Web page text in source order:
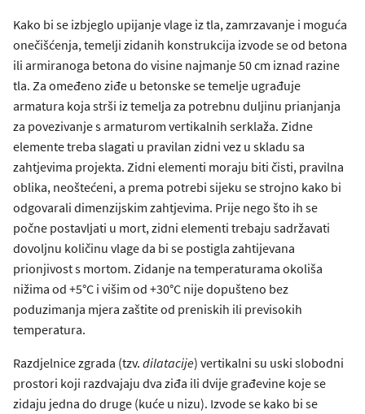
Kako bi se izbjeglo upijanje vlage iz tla, zamrzavanje i moguća
onečišćenja, temelji zidanih konstrukcija izvode se od betona
ili armiranoga betona do visine najmanje 50 cm iznad razine
tla. Za omeđeno ziđe u betonske se temelje ugrađuje
armatura koja strši iz temelja za potrebnu duljinu prianjanja
za povezivanje s armaturom vertikalnih serklaža. Zidne
elemente treba slagati u pravilan zidni vez u skladu sa
zahtjevima projekta. Zidni elementi moraju biti čisti, pravilna
oblika, neoštećeni, a prema potrebi sijeku se strojno kako bi
odgovarali dimenzijskim zahtjevima. Prije nego što ih se
počne postavljati u mort, zidni elementi trebaju sadržavati
dovoljnu količinu vlage da bi se postigla zahtijevana
prionjivost s mortom. Zidanje na temperaturama okoliša
nižima od +5°C i višim od +30°C nije dopušteno bez
poduzimanja mjera zaštite od preniskih ili previsokih
temperatura.
Razdjelnice zgrada (tzv. dilatacije) vertikalni su uski slobodni
prostori koji razdvajaju dva ziđa ili dvije građevine koje se
zidaju jedna do druge (kuće u nizu). Izvode se kako bi se